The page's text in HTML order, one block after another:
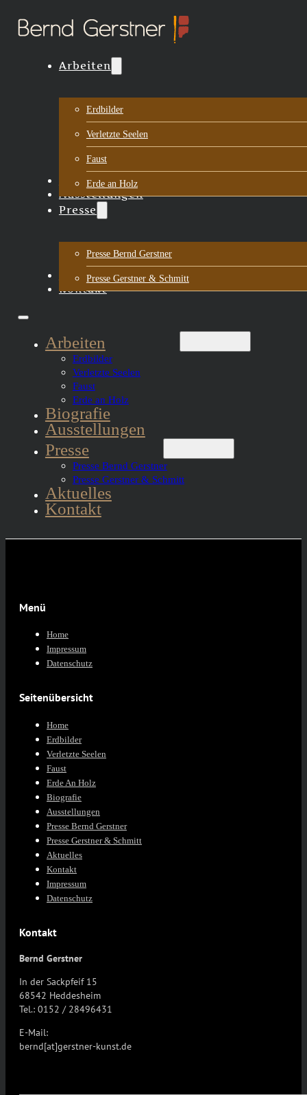
Arbeiten
Erdbilder
Verletzte Seelen
Faust
Erde an Holz
Biografie
Ausstellungen
Presse
Presse Bernd Gerstner
Presse Gerstner & Schmitt
Aktuelles
Kontakt
Arbeiten
Erdbilder
Verletzte Seelen
Faust
Erde an Holz
Biografie
Ausstellungen
Presse
Presse Bernd Gerstner
Presse Gerstner & Schmitt
Aktuelles
Kontakt
Menü
Home
Impressum
Datenschutz
Seitenübersicht
Home
Erdbilder
Verletzte Seelen
Faust
Erde An Holz
Biografie
Ausstellungen
Presse Bernd Gerstner
Presse Gerstner & Schmitt
Aktuelles
Kontakt
Impressum
Datenschutz
Kontakt
Bernd Gerstner
In der Sackpfeif 15
68542 Heddesheim
Tel.: 0152 / 28496431
E-Mail:
bernd[at]gerstner-kunst.de